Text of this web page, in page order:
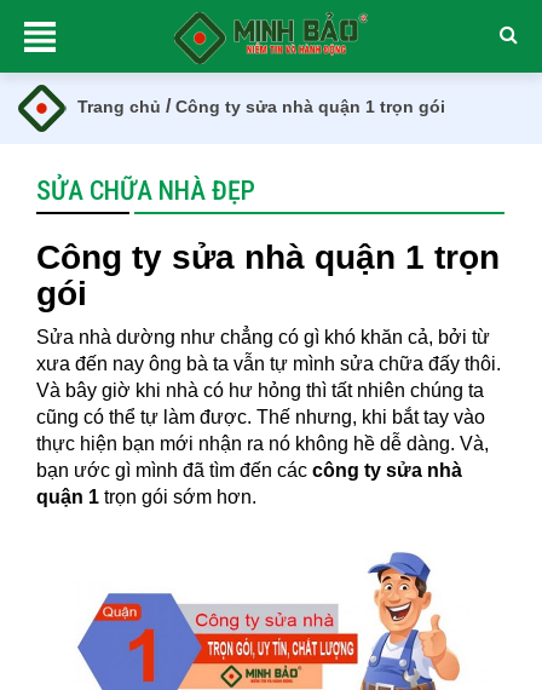
Trang chủ /Công ty sửa nhà quận 1 trọn gói
SỬA CHỮA NHÀ ĐẸP
Công ty sửa nhà quận 1 trọn
gói
Sửa nhà dường như chẳng có gì khó khăn cả, bởi từ
xưa đến nay ông bà ta vẫn tự mình sửa chữa đấy thôi.
Và bây giờ khi nhà có hư hỏng thì tất nhiên chúng ta
cũng có thể tự làm được. Thế nhưng, khi bắt tay vào
thực hiện bạn mới nhận ra nó không hề dễ dàng. Và,
bạn ước gì mình đã tìm đến các công ty sửa nhà
quận 1 trọn gói sớm hơn.